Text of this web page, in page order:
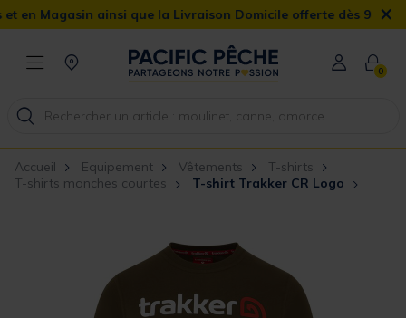
ainsi que la Livraison Domicile offerte dès 90€ ×
0
Accueil Equipement Vêtements
T-shirts
T-shirts manches courtes
T-shirt Trakker CR Logo